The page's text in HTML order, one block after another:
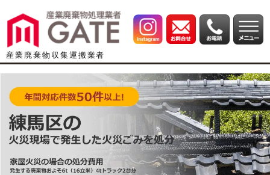
産業廃棄物収集運搬業者